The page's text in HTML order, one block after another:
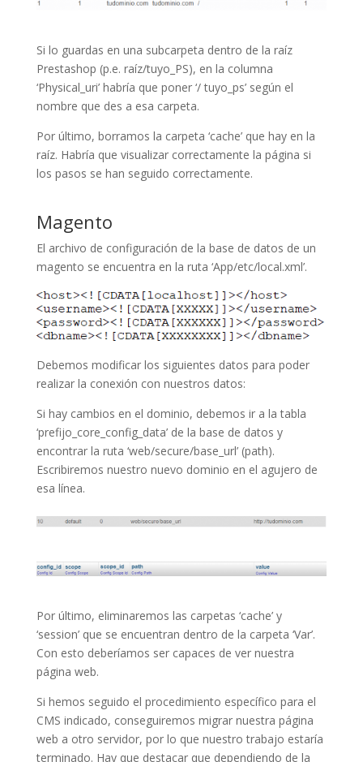
Si lo guardas en una subcarpeta dentro de la raíz
Prestashop (p.e. raíz/tuyo_PS), en la columna
‘Physical_uri’ habría que poner ‘/ tuyo_ps’ según el
nombre que des a esa carpeta.
Por último, borramos la carpeta ‘cache’ que hay en la
raíz. Habría que visualizar correctamente la página si
los pasos se han seguido correctamente.
Magento
El archivo de configuración de la base de datos de un
magento se encuentra en la ruta ‘App/etc/local.xml’.
Debemos modificar los siguientes datos para poder
realizar la conexión con nuestros datos:
Si hay cambios en el dominio, debemos ir a la tabla
‘prefijo_core_config_data’ de la base de datos y
encontrar la ruta ‘web/secure/base_url’ (path).
Escribiremos nuestro nuevo dominio en el agujero de
esa línea.
Por último, eliminaremos las carpetas ‘cache’ y
‘session’ que se encuentran dentro de la carpeta ‘Var’.
Con esto deberíamos ser capaces de ver nuestra
página web.
Si hemos seguido el procedimiento específico para el
CMS indicado, conseguiremos migrar nuestra página
web a otro servidor, por lo que nuestro trabajo estaría
terminado. Hay que destacar que dependiendo de la